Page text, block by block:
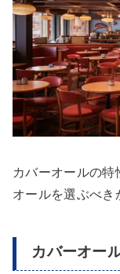
カバーオールの
オールを選ぶべき
カバーオー